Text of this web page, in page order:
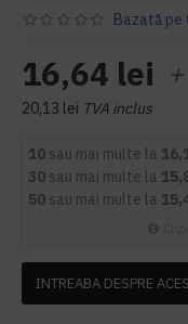
Bazată pe
16,64 lei
20,13 lei TVA inclus
10 sau mai multe la
30 sau mai multe la
50 sau mai multe la
INTREABA DESPRE